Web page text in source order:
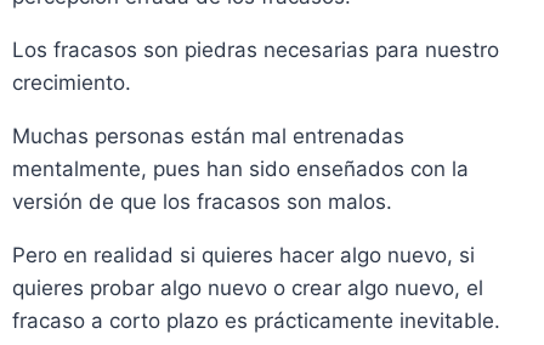
Los fracasos son piedras necesarias para nuestro
crecimiento.
Muchas personas están mal entrenadas
mentalmente, pues han sido enseñados con la
versión de que los fracasos son malos.
Pero en realidad si quieres hacer algo nuevo, si
quieres probar algo nuevo o crear algo nuevo, el
fracaso a corto plazo es prácticamente inevitable.